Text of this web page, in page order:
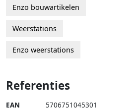
Enzo bouwartikelen
Weerstations
Enzo weerstations
Referenties
EAN 5706751045301